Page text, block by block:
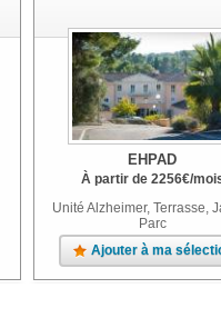
EHPAD
À partir de 2256€/
Unité Alzheimer, Terrasse,
Parc
Ajouter à ma